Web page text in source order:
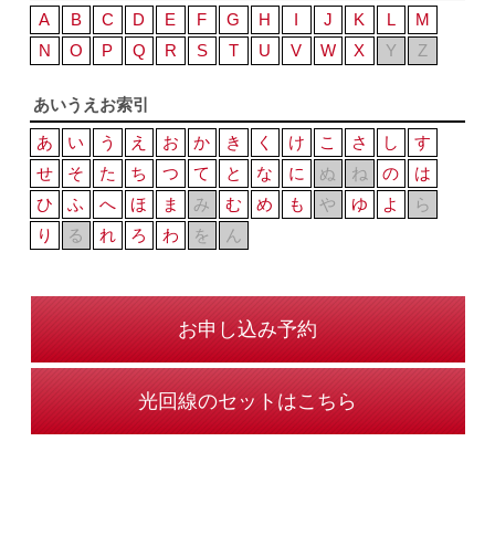
A
B C D E F G H I J K L
M
N
O P Q R S T U V W X Y Z
あいうえお索引
あ
い う え お か き く け こ さ し
す
せ
そ た ち つ て と な に ぬ ね の
は
ひ
ふ へ ほ ま み む め も や ゆ よ
ら
り
る れ ろ わ を ん
お申し込み予約
光回線のセットはこちら